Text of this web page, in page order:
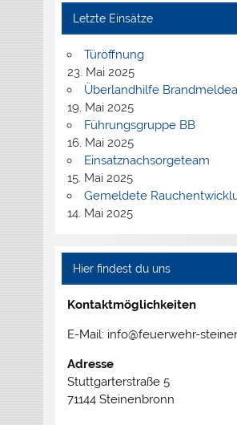
Letzte Einsätze
Türöffnung
23. Mai 2025
Überlandhilfe
19. Mai 2025
Führungsgruppe BB
16. Mai 2025
Einsatznachsorgeteam
15. Mai 2025
Gemeldete
14. Mai 2025
Hier findest du uns
Kontaktmöglichkeiten
E-Mail: info@feuerwehr-
Adresse
Stuttgarterstraße 5
71144 Steinenbronn